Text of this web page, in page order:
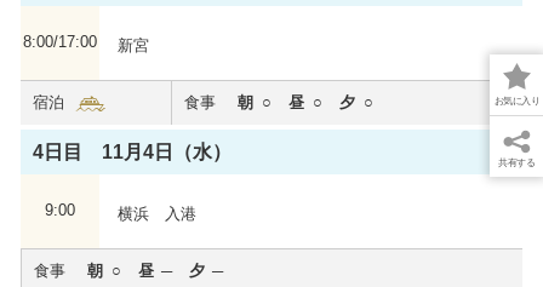
お気に入り
共有する
8:00/17:00 新宮
宿泊 食事 朝 昼 夕
4日目 11月4日（水）
9:00 横浜 入港
食事 朝 昼 夕